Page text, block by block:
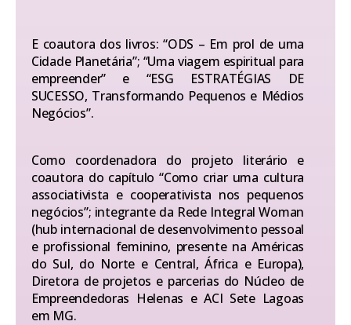
E coautora dos livros: “ODS – Em prol de uma
Cidade Planetária”; “Uma viagem espiritual para
empreender” e “ESG ESTRATÉGIAS DE
SUCESSO, Transformando Pequenos e Médios
Negócios”.
Como coordenadora do projeto literário e
coautora do capítulo “Como criar uma cultura
associativista e cooperativista nos pequenos
negócios”; integrante da Rede Integral Woman
(hub internacional de desenvolvimento pessoal
e profissional feminino, presente na Américas
do Sul, do Norte e Central, África e Europa),
Diretora de projetos e parcerias do Núcleo de
Empreendedoras Helenas e ACI Sete Lagoas
em MG.